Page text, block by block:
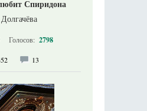
Спиридона
Голосов: 2798
13